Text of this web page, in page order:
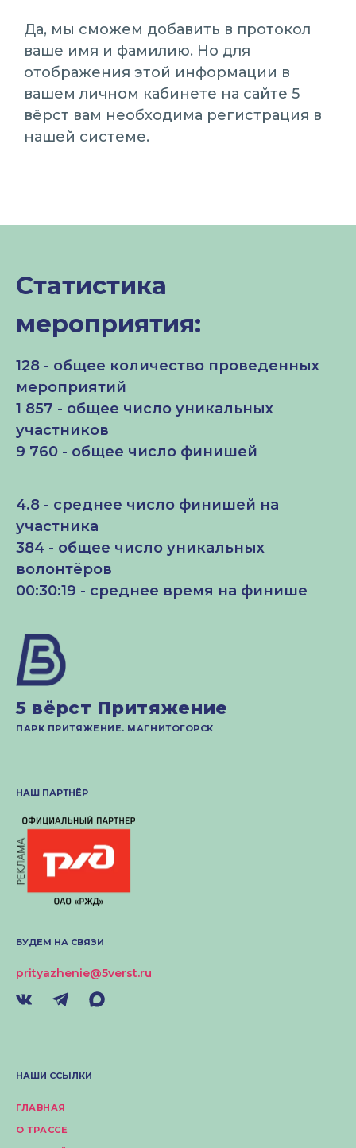
Да, мы сможем добавить в протокол
ваше имя и фамилию. Но для
отображения этой информации в
вашем личном кабинете на сайте 5
вёрст вам необходима регистрация в
нашей системе.
Статистика
мероприятия:
128 - общее количество проведенных
мероприятий
1 857 - общее число уникальных
участников
9 760 - общее число финишей
4.8 - среднее число финишей на
участника
384 - общее число уникальных
волонтёров
00:30:19 - среднее время на финише
5 вёрст Притяжение
ПАРК ПРИТЯЖЕНИЕ. МАГНИТОГОРСК
НАШ ПАРТНЁР
НАШИ ССЫЛКИ
ГЛАВНАЯ
О ТРАССЕ
БУДЕМ НА СВЯЗИ
prityazhenie@5verst.ru